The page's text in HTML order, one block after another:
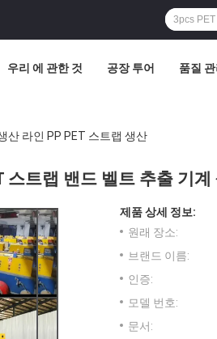
우리 에 관한 것 공장 투어 품질
산 라인 PP PET 스트랩 생산
스트랩 밴드 벨트 추출 기
제품 상세 정보:
원래 장소:
브랜드 이름:
인증:
모델 번호:
문서: